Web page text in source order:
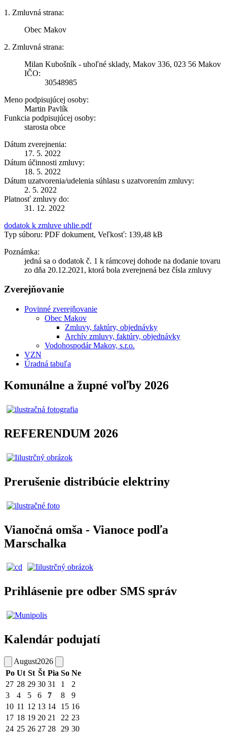
1. Zmluvná strana:
Obec Makov
2. Zmluvná strana:
Milan Kubošník - uhoľné sklady, Makov 336, 023 56 Makov
IČO:
30548985
Meno podpisujúcej osoby:
Martin Pavlík
Funkcia podpisujúcej osoby:
starosta obce
Dátum zverejnenia:
17. 5. 2022
Dátum účinnosti zmluvy:
18. 5. 2022
Dátum uzatvorenia/udelenia súhlasu s uzatvorením zmluvy:
2. 5. 2022
Platnosť zmluvy do:
31. 12. 2022
dodatok k zmluve uhlie.pdf
Typ súboru: PDF dokument, Veľkosť: 139,48 kB
Poznámka:
jedná sa o dodatok č. 1 k rámcovej dohode na dodanie tovaru
zo dňa 20.12.2021, ktorá bola zverejnená bez čísla zmluvy
Zverejňovanie
Povinné zverejňovanie
Obec Makov
Zmluvy, faktúry, objednávky
Archív zmluvy, faktúry, objednávky
Vodohospodár Makov, s.r.o.
VZN
Úradná tabuľa
Komunálne a župné voľby 2026
REFERENDUM 2026
Prerušenie distribúcie elektriny
Vianočná omša - Vianoce podľa
Marschalka
Prihlásenie pre odber SMS správ
Kalendár podujatí
August2026
Po Ut St Št Pia So Ne
27 28 29 30 31 1
2
3
4 5 6 7 8
9
10 11 12 13 14 15 16
17 18 19 20 21 22 23
24 25 26 27 28 29 30